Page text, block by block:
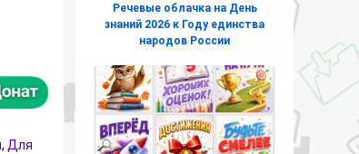
учителю МАТЕМАТИКИ
, Для
Речевые облачка на День
знаний 2026 к Году единства
народов России